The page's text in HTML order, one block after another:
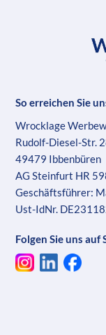
So erreichen Sie
Wrocklage
Rudolf-Diesel-Str.
49479 Ibbenbüren
AG Steinfurt HR
Geschäftsführer:
Ust-IdNr.
Folgen Sie uns auf